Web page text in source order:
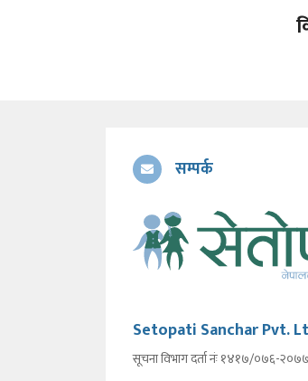
सम्पर्क
Setopati Sanchar Pvt.
सूचना विभाग दर्ता नंः १४१७/०७६-२०७७